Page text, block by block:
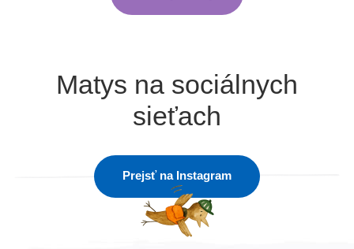
Matys na sociálnych
sieťach
Prejsť na Instagram